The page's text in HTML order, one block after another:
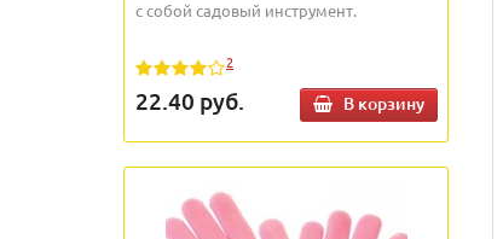
с собой садовый инструмент.
2
22.40 руб. В корзину